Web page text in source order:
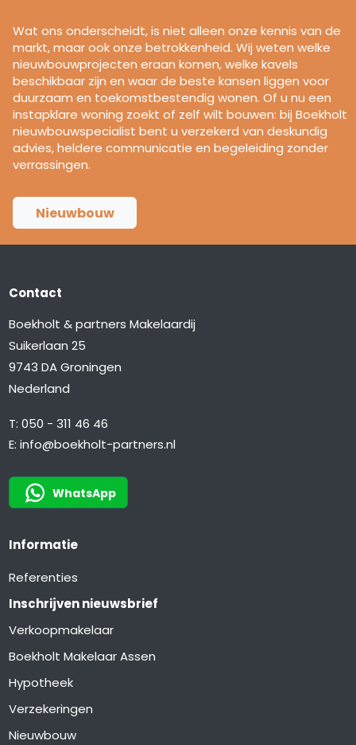
Wat ons onderscheidt, is niet alleen onze kennis van de
markt, maar ook onze betrokkenheid. Wij weten welke
nieuwbouwprojecten eraan komen, welke kavels
beschikbaar zijn en waar de beste kansen liggen voor
duurzaam en toekomstbestendig wonen. Of u nu een
instapklare woning zoekt of zelf wilt bouwen: bij Boekholt
nieuwbouwspecialist bent u verzekerd van deskundig
advies, heldere communicatie en begeleiding zonder
verrassingen.
Nieuwbouw
Contact
Boekholt & partners Makelaardij
Suikerlaan 25
9743 DA Groningen
Nederland
T:050 - 311 46 46
E:info@boekholt-partners.nl
WhatsApp
Informatie
Referenties
Inschrijven nieuwsbrief
Verkoopmakelaar
Boekholt Makelaar Assen
Hypotheek
Verzekeringen
Nieuwbouw